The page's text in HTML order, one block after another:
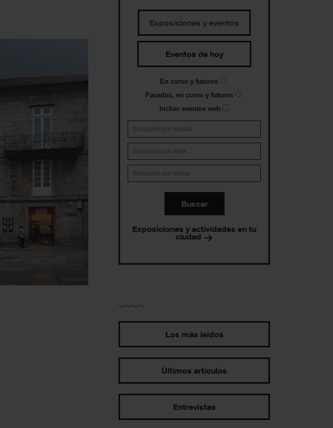
Exposiciones y eventos
Eventos de hoy
En curso y futuros
Pasados, en curso y futuros
Incluir eventos web
Buscar
Exposiciones y actividades en tu
ciudad
Los más leídos
Últimos artículos
Entrevistas